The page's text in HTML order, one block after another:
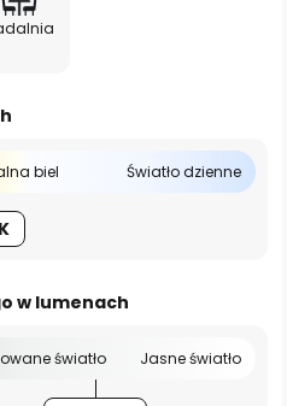
biel Światło dzienne
w lumenach
światło Jasne światło